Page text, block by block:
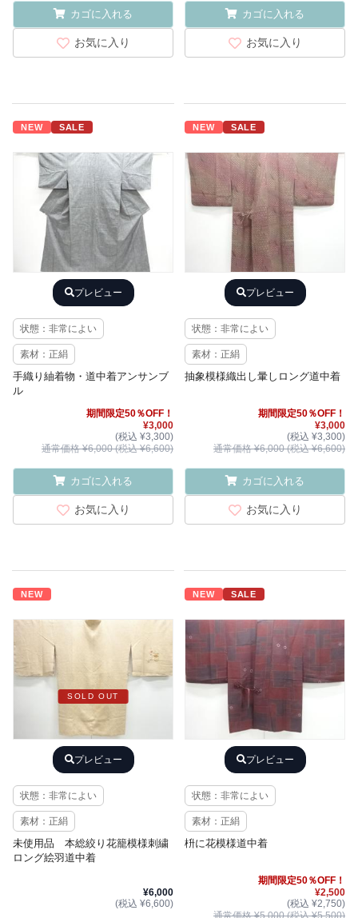
カゴに入れる
お気に入り
カゴに入れる
お気に入り
NEW SALE
プレビュー
状態：非常によい
素材：正絹
手織り紬着物・道中着アンサンブ
ル
期間限定50％OFF！
¥3,000
(税込 ¥3,300)
通常価格 ¥6,000 (税込 ¥6,600)
カゴに入れる
お気に入り
NEW SALE
プレビュー
状態：非常によい
素材：正絹
抽象模様織出し暈しロング道中着
期間限定50％OFF！
¥3,000
(税込 ¥3,300)
通常価格 ¥6,000 (税込 ¥6,600)
カゴに入れる
お気に入り
NEW
SOLD OUT
プレビュー
状態：非常によい
素材：正絹
未使用品 本総絞り花籠模様刺繍
ロング絵羽道中着
¥6,000
(税込 ¥6,600)
NEW SALE
プレビュー
状態：非常によい
素材：正絹
枡に花模様道中着
期間限定50％OFF！
¥2,500
(税込 ¥2,750)